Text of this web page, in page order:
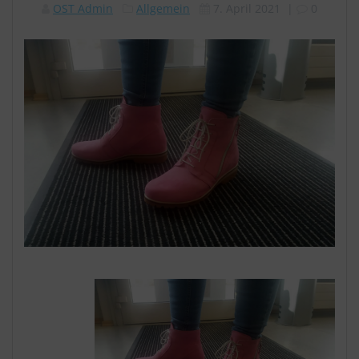
OST Admin Allgemein